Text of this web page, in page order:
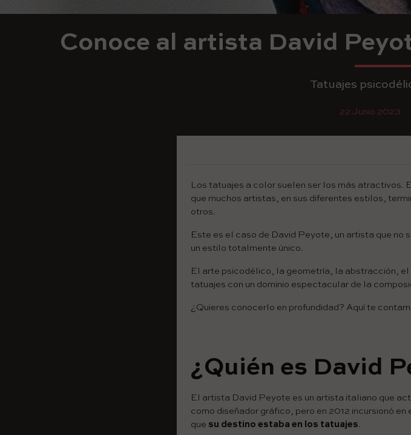
Conoce al artista David
Tatuajes
22 Junio 2023
Los tatuajes a color suelen ser los más atractivos.
que muchos artistas, en sus diferentes estilos,
otros.
Este es el caso de David Peyote, un artista que no
un estilo totalmente único.
El arte psicodélico, la geometría, la abstracción, el
tatuajes con un dominio espectacular de la
¿Quieres conocerlo en profundidad? Aquí te
¿Quién es David
El artista David Peyote es un artista italiano que
como diseñador gráfico, pero en 2012 incursionó
que su destino estaba en los tatuajes.